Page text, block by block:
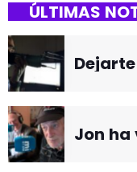
ÚLTIMAS
Jon